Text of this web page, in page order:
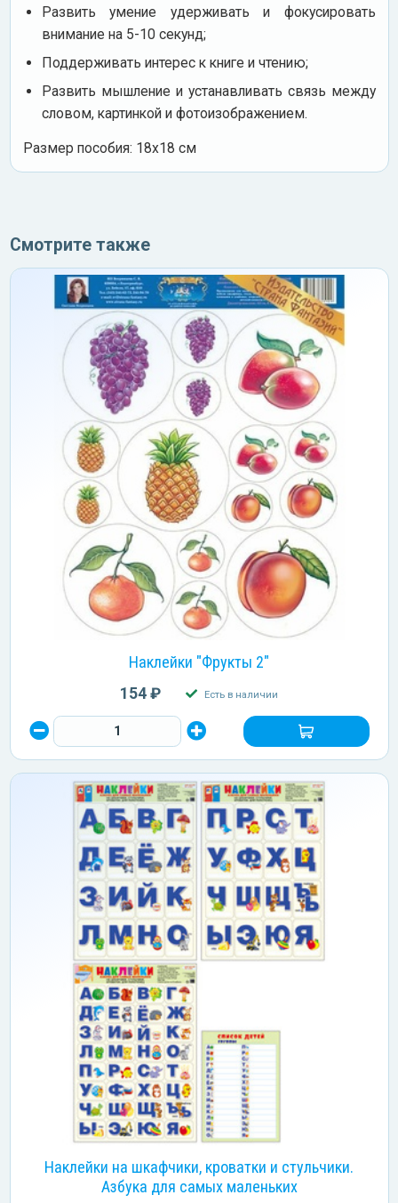
Развить умение удерживать и фокусировать
внимание на 5-10 секунд;
Поддерживать интерес к книге и чтению;
Развить мышление и устанавливать связь между
словом, картинкой и фотоизображением.
Размер пособия: 18х18 см
Смотрите также
Наклейки "Фрукты 2"
154 ₽ Есть в наличии
Наклейки на шкафчики, кроватки и стульчики.
Азбука для самых маленьких